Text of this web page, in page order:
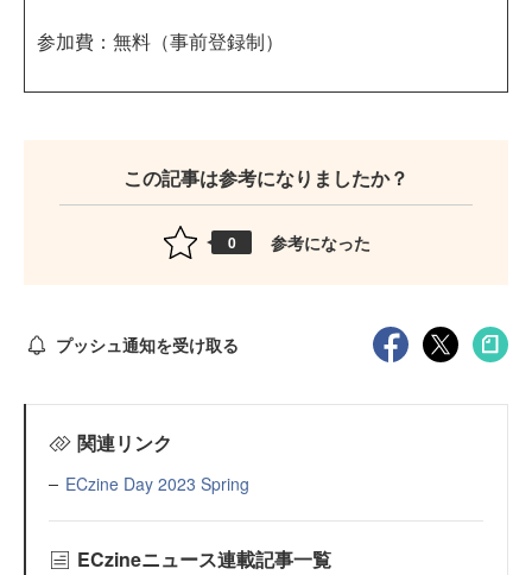
参加費：無料（事前登録制）
この記事は参考になりましたか？
0 参考になった
プッシュ通知を受け取る
関連リンク
ECzine Day 2023 Spring
ECzineニュース連載記事一覧